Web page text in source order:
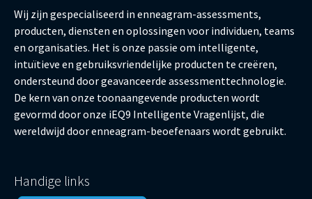
Wij zijn gespecialiseerd in enneagram-assessments,
producten, diensten en oplossingen voor individuen, teams
en organisaties. Het is onze passie om intelligente,
intuïtieve en gebruiksvriendelijke producten te creëren,
ondersteund door geavanceerde assessmenttechnologie.
De kern van onze toonaangevende producten wordt
gevormd door onze iEQ9 Intelligente Vragenlijst, die
wereldwijd door enneagram-beoefenaars wordt gebruikt.
Handige links